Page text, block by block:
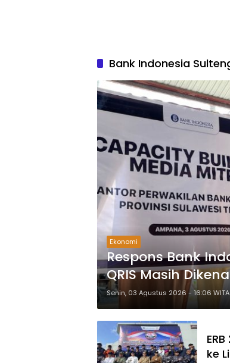
Bank Indonesia
Ekonomi
Respons Bank
QRIS Masih
Senin, 03 Agustus 2026 - 16:06 WITA
ke